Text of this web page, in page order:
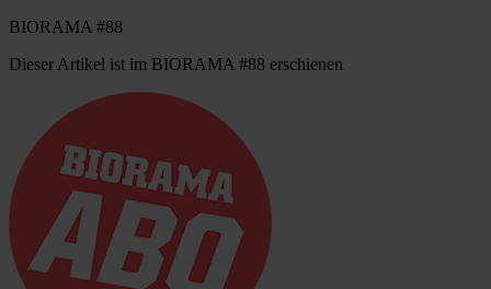
BIORAMA #88
Dieser Artikel ist im BIORAMA #88 erschienen